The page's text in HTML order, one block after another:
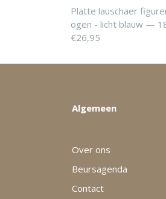
Platte lauschaer
ogen - licht blauw —
€26,95
Algemeen
Over ons
Beursagenda
Contact